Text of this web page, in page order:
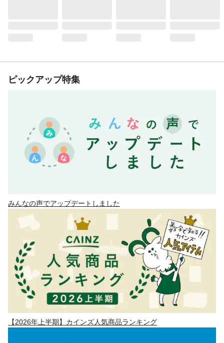
ピックアップ特集
みんなの声でアップデートしました
【2026年上半期】カインズ人気商品ランキング